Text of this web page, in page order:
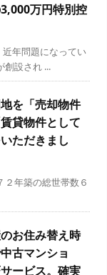
万円特別控
年問題になってい
創設され ...
を「売却物件
貸物件として
ただきまし
年築の総世帯数６
お住み替え時
古マンショ
ービス。確実